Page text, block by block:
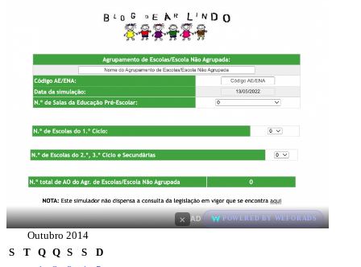
× AD POWERED BY WEFORADS
Outubro 2014
S
T Q Q S S
D